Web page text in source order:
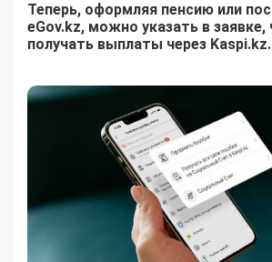
Теперь, оформляя пенсию или
eGov.kz, можно указать в
получать выплаты через Kaspi.kz.